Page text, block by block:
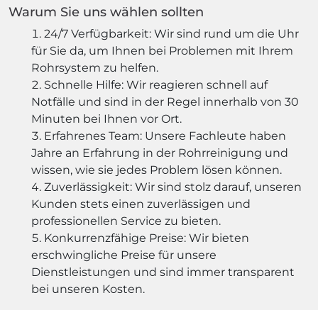
Warum Sie uns wählen sollten
24/7 Verfügbarkeit: Wir sind rund um die Uhr
für Sie da, um Ihnen bei Problemen mit Ihrem
Rohrsystem zu helfen.
Schnelle Hilfe: Wir reagieren schnell auf
Notfälle und sind in der Regel innerhalb von 30
Minuten bei Ihnen vor Ort.
Erfahrenes Team: Unsere Fachleute haben
Jahre an Erfahrung in der Rohrreinigung und
wissen, wie sie jedes Problem lösen können.
Zuverlässigkeit: Wir sind stolz darauf, unseren
Kunden stets einen zuverlässigen und
professionellen Service zu bieten.
Konkurrenzfähige Preise: Wir bieten
erschwingliche Preise für unsere
Dienstleistungen und sind immer transparent
bei unseren Kosten.